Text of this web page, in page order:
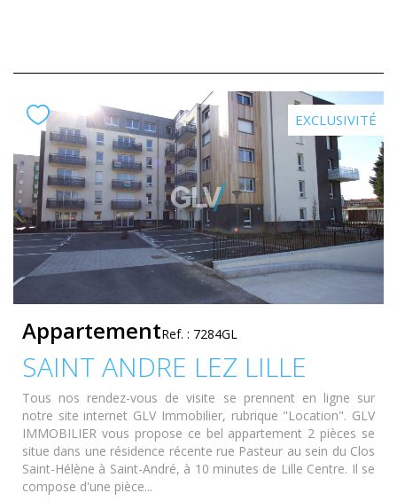
EXCLUSIVITÉ
AppartementRef. : 7284GL
SAINT ANDRE LEZ LILLE
Tous nos rendez-vous de visite se prennent en ligne sur
notre site internet GLV Immobilier, rubrique "Location". GLV
IMMOBILIER vous propose ce bel appartement 2 pièces se
situe dans une résidence récente rue Pasteur au sein du Clos
Saint-Hélène à Saint-André, à 10 minutes de Lille Centre. Il se
compose d'une pièce...